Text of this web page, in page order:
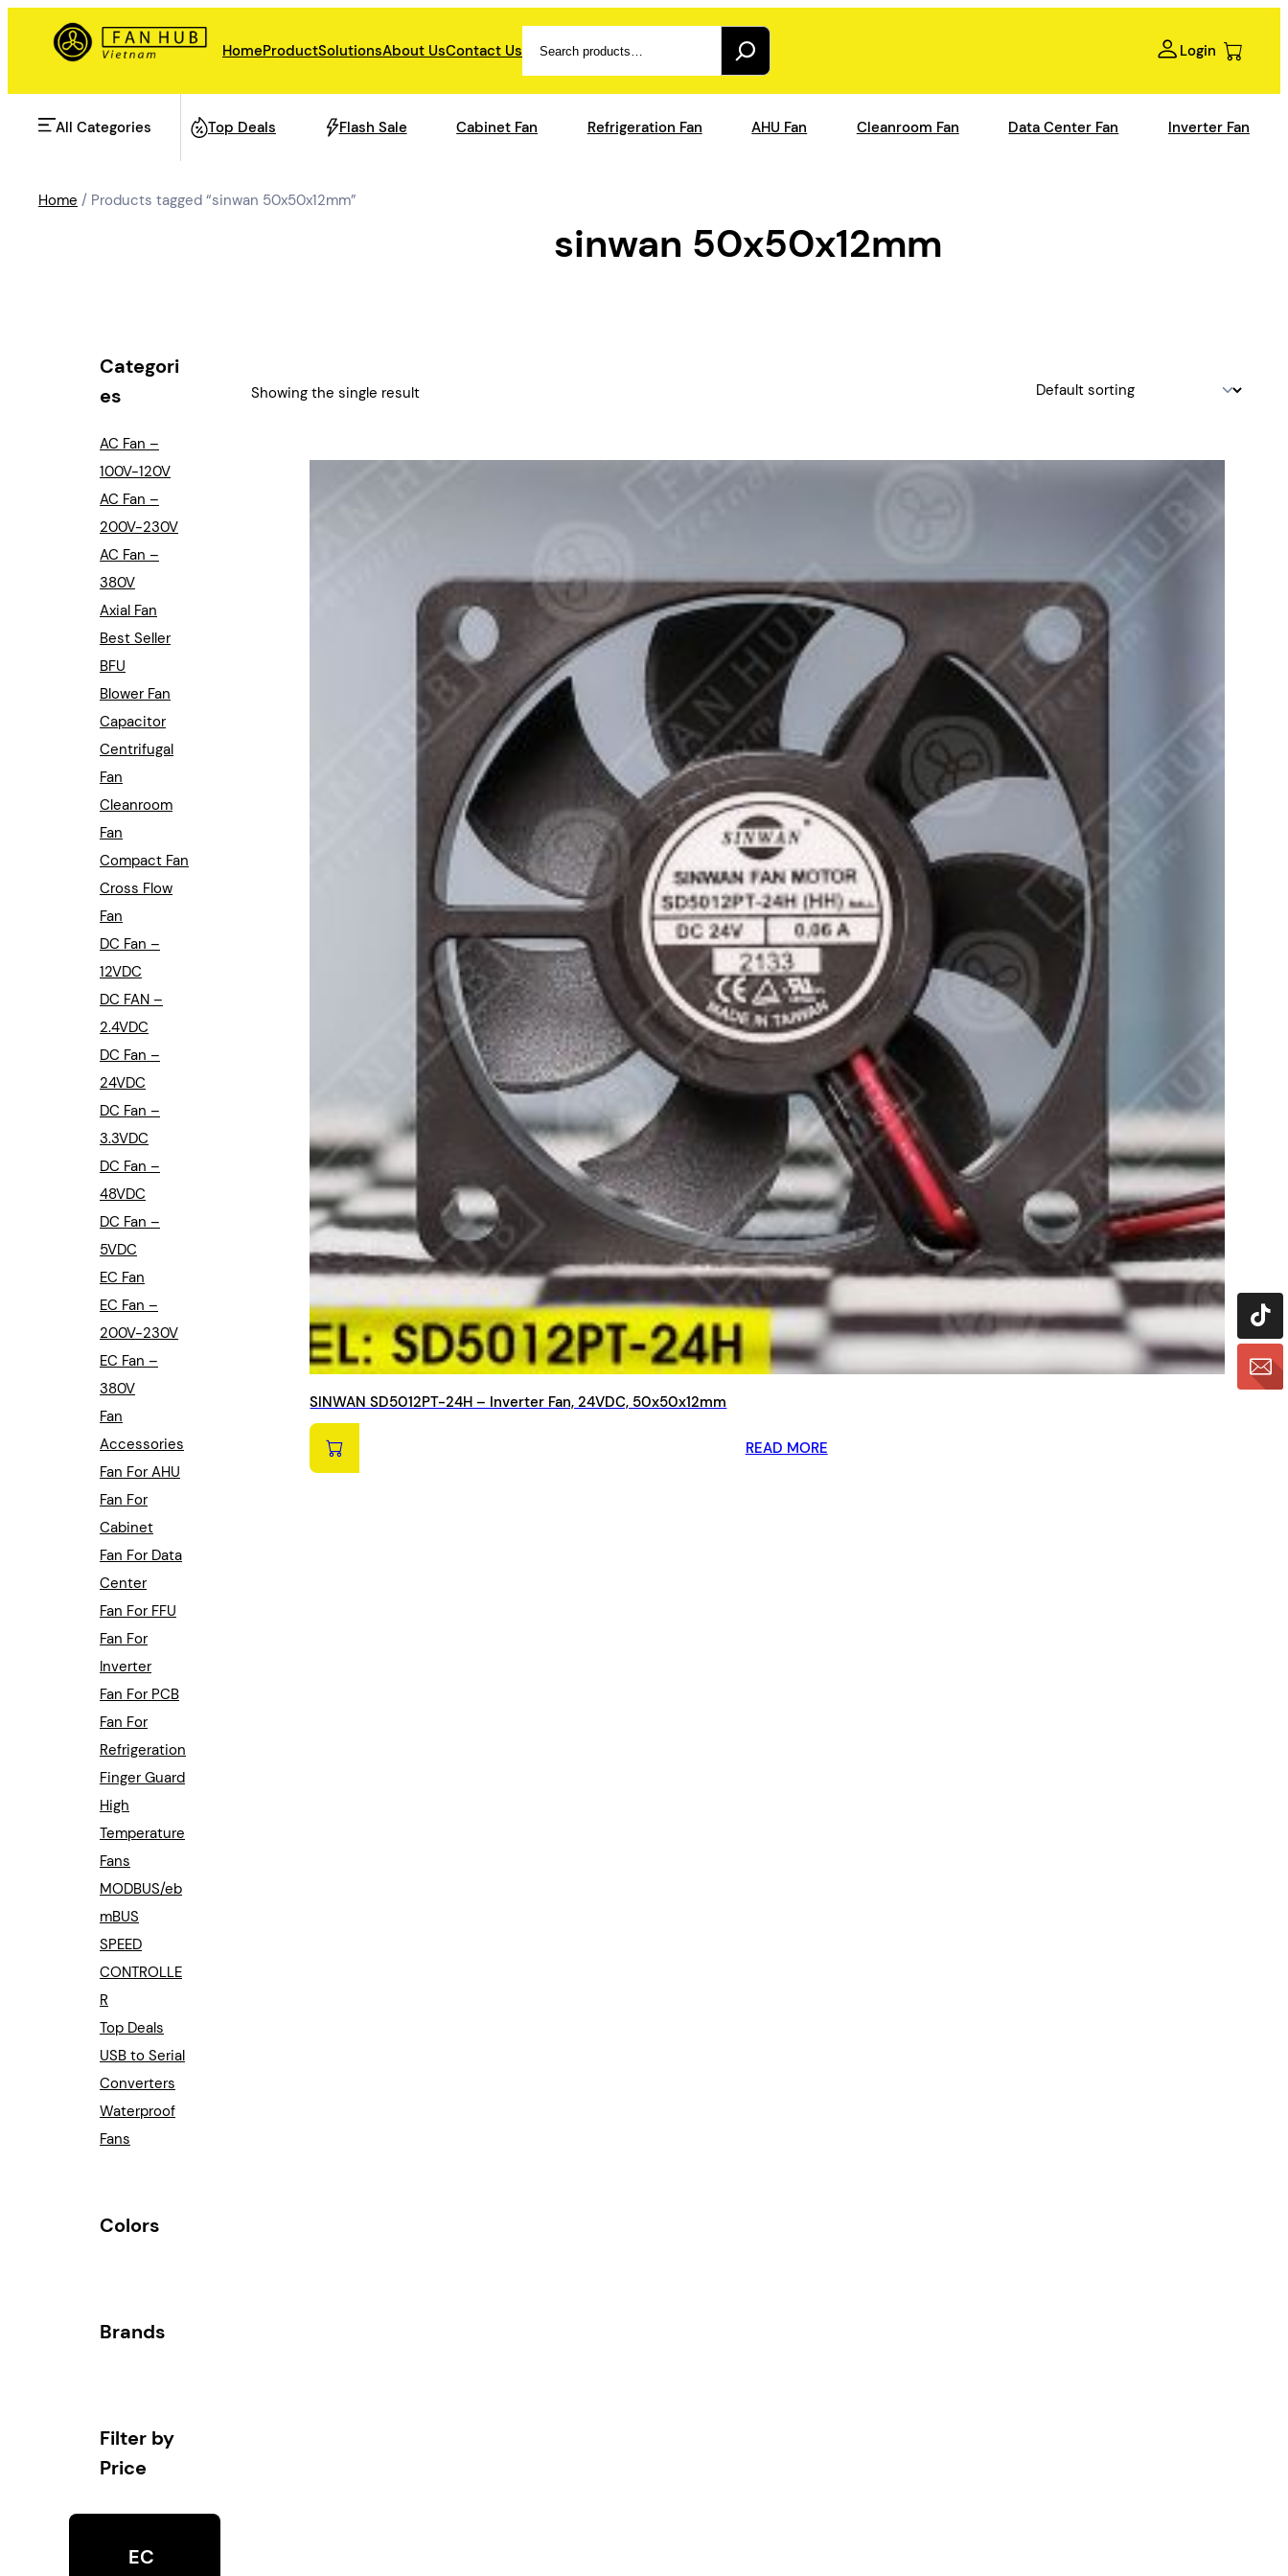
HomeProductSolutionsAbout UsContact Us Login
All Categories
AHU Fan
Refrigeration Fan
Industrial Automation
Cleanroom Fan
Air Purification
Cabinet Fan
Inverter Fan
Top Deals Flash Sale Cabinet Fan Refrigeration Fan AHU Fan Cleanroom Fan Data Center Fan Inverter Fan
Categori
es
AC Fan –
100V-120V
AC Fan –
200V-230V
AC Fan –
380V
Axial Fan
Best Seller
BFU
Blower Fan
Capacitor
Centrifugal
Fan
Cleanroom
Fan
Compact Fan
Cross Flow
Fan
DC Fan –
12VDC
DC FAN –
2.4VDC
DC Fan –
24VDC
DC Fan –
3.3VDC
DC Fan –
48VDC
DC Fan –
5VDC
EC Fan
EC Fan –
200V-230V
EC Fan –
380V
Fan
Accessories
Fan For AHU
Fan For
Cabinet
Fan For Data
Center
Fan For FFU
Fan For
Inverter
Fan For PCB
Fan For
Refrigeration
Finger Guard
High
Temperature
Fans
MODBUS/eb
mBUS
SPEED
CONTROLLE
R
Top Deals
USB to Serial
Converters
Waterproof
Fans
Colors
Brands
Filter by
Price
EC
Home / Products tagged “sinwan 50x50x12mm”
sinwan 50x50x12mm
Showing the single result
SINWAN SD5012PT-24H – Inverter Fan, 24VDC, 50x50x12mm
READ MORE